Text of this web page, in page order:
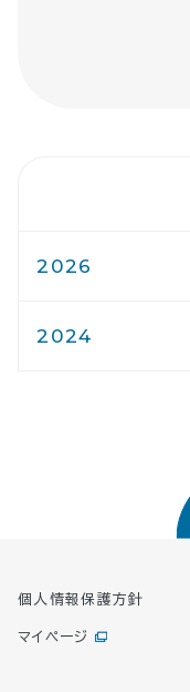
2026
2024
個人情報保護方針
マイページ